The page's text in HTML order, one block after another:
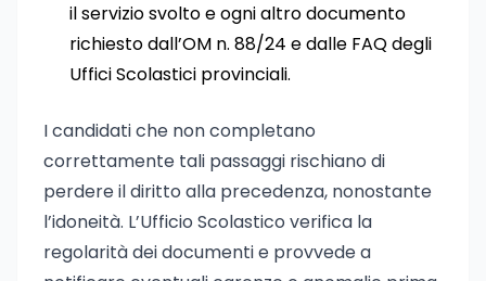
il servizio svolto e ogni altro documento
richiesto dall’OM n. 88/24 e dalle FAQ degli
Uffici Scolastici provinciali.
I candidati che non completano
correttamente tali passaggi rischiano di
perdere il diritto alla precedenza, nonostante
l’idoneità. L’Ufficio Scolastico verifica la
regolarità dei documenti e provvede a